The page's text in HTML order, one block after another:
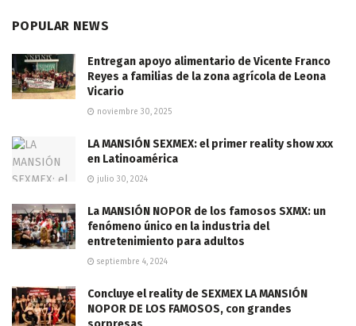
POPULAR NEWS
Entregan apoyo alimentario de Vicente Franco
Reyes a familias de la zona agrícola de Leona
Vicario
noviembre 30, 2025
LA MANSIÓN SEXMEX: el primer reality show xxx
en Latinoamérica
julio 30, 2024
La MANSIÓN NOPOR de los famosos SXMX: un
fenómeno único en la industria del
entretenimiento para adultos
septiembre 4, 2024
Concluye el reality de SEXMEX LA MANSIÓN
NOPOR DE LOS FAMOSOS, con grandes